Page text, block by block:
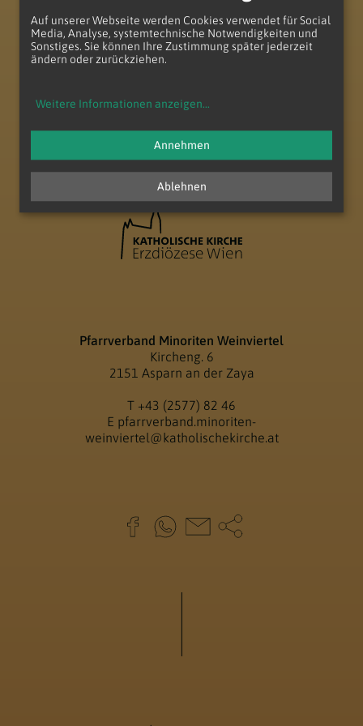
Pfarrverband Minoriten Weinviertel
Kircheng. 6
2151 Asparn an der Zaya
T +43 (2577) 82 46
E pfarrverband.minoriten-
weinviertel@katholischekirche.at
Auf unserer Webseite werden Cookies verwendet für Social
Media, Analyse, systemtechnische Notwendigkeiten und
Sonstiges. Sie können Ihre Zustimmung später jederzeit
ändern oder zurückziehen.
Weitere Informationen anzeigen...
Ablehnen
Annehmen